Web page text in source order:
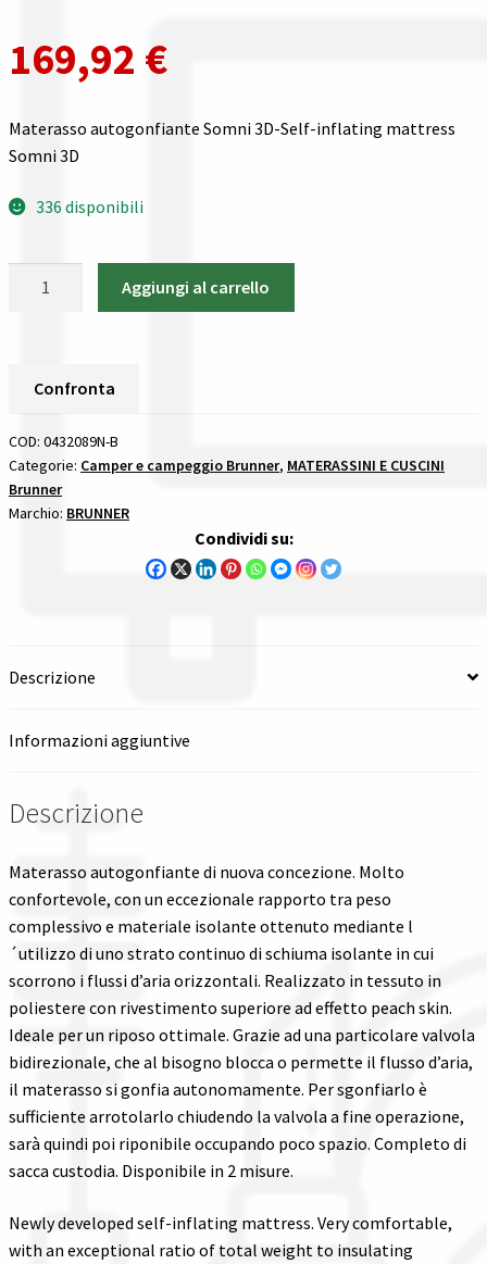
Guida all’utilizzo del sito
Pagamenti
Confronta
Spedizioni in europa
Spedizioni in italia
Tutte le categorie dei prodotti
169,92 €
Materasso autogonfiante Somni 3D-Self-inflating mattress
Somni 3D
336 disponibili
Brunner
E
CUSCINI
quantità
Aggiungi al carrello
Confronta
COD: 0432089N-B
Categorie: Camper e campeggio Brunner, MATERASSINI E CUSCINI
Brunner
Marchio: BRUNNER
Condividi su:
Descrizione
Informazioni aggiuntive
Descrizione
Materasso autogonfiante di nuova concezione. Molto
confortevole, con un eccezionale rapporto tra peso
complessivo e materiale isolante ottenuto mediante l
´utilizzo di uno strato continuo di schiuma isolante in cui
scorrono i flussi d’aria orizzontali. Realizzato in tessuto in
poliestere con rivestimento superiore ad effetto peach skin.
Ideale per un riposo ottimale. Grazie ad una particolare valvola
bidirezionale, che al bisogno blocca o permette il flusso d’aria,
il materasso si gonfia autonomamente. Per sgonfiarlo è
sufficiente arrotolarlo chiudendo la valvola a fine operazione,
sarà quindi poi riponibile occupando poco spazio. Completo di
sacca custodia. Disponibile in 2 misure.
Newly developed self-inflating mattress. Very comfortable,
with an exceptional ratio of total weight to insulating